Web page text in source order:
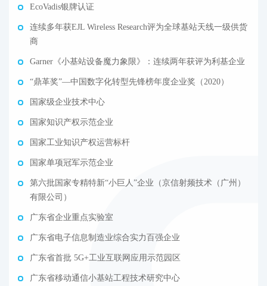
EcoVadis银牌认证
连续多年获EJL Wireless Research评为全球基站天线一级供货
商
Garner《小基站设备魔力象限》：连续两年获评为利基企业
“鼎革奖”—中国数字化转型先锋榜年度企业奖（2020）
国家级企业技术中心
国家知识产权示范企业
国家工业知识产权运营标杆
国家单项冠军示范企业
第六批国家专精特新“小巨人”企业（京信射频技术（广州）
有限公司）
广东省企业重点实验室
广东省电子信息制造业综合实力百强企业
广东省首批 5G+工业互联网应用示范园区
广东省移动通信小基站工程技术研究中心